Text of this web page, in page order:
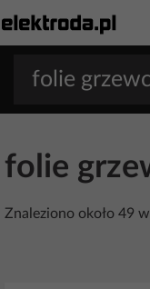
folie
Znaleziono około 49